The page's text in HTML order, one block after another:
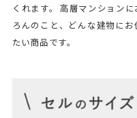
くれます。 高層マンション
ろんのこと、どんな建物に
たい商品です。